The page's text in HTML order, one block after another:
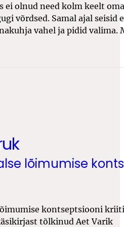
ei olnud need kolm keelt
võrdsed. Samal ajal seisid
vahel ja pidid valima.
lõimumise
kontseptsiooni
tõlkinud Aet Varik